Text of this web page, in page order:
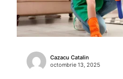
Cazacu Catalin
octombrie 13, 2025